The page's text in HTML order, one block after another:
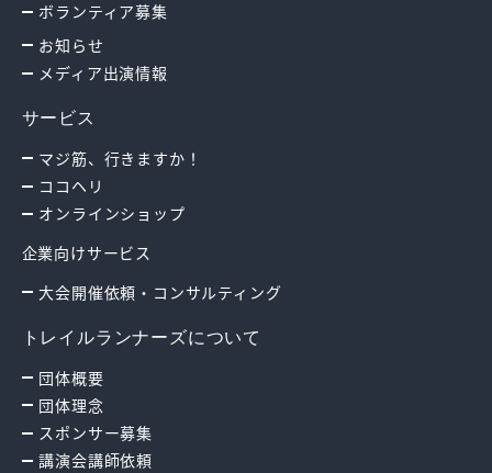
ボランティア募集
お知らせ
メディア出演情報
サービス
マジ筋、行きますか！
ココヘリ
オンラインショップ
企業向けサービス
大会開催依頼・コンサルティング
トレイルランナーズについて
団体概要
団体理念
スポンサー募集
講演会講師依頼